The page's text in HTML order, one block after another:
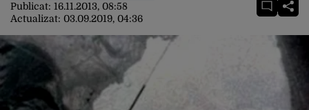
Publicat: 16.11.2013, 08:58
Actualizat: 03.09.2019, 04:36